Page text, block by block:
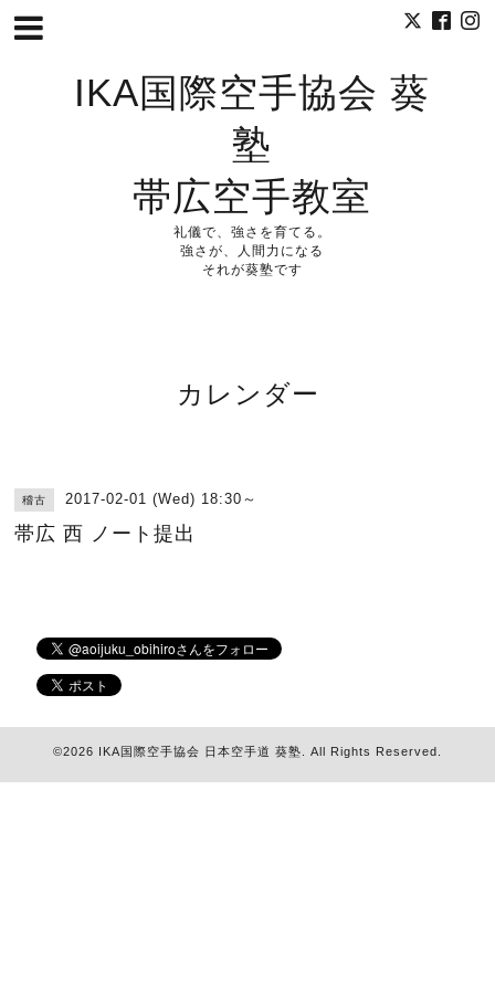
IKA国際空手協会 葵
塾
帯広空手教室
礼儀で、強さを育てる。
強さが、人間力になる
それが葵塾です
カレンダー
稽古 2017-02-01 (Wed) 18:30～
帯広 西 ノート提出
©2026 IKA国際空手協会 日本空手道 葵塾 . All Rights Reserved.